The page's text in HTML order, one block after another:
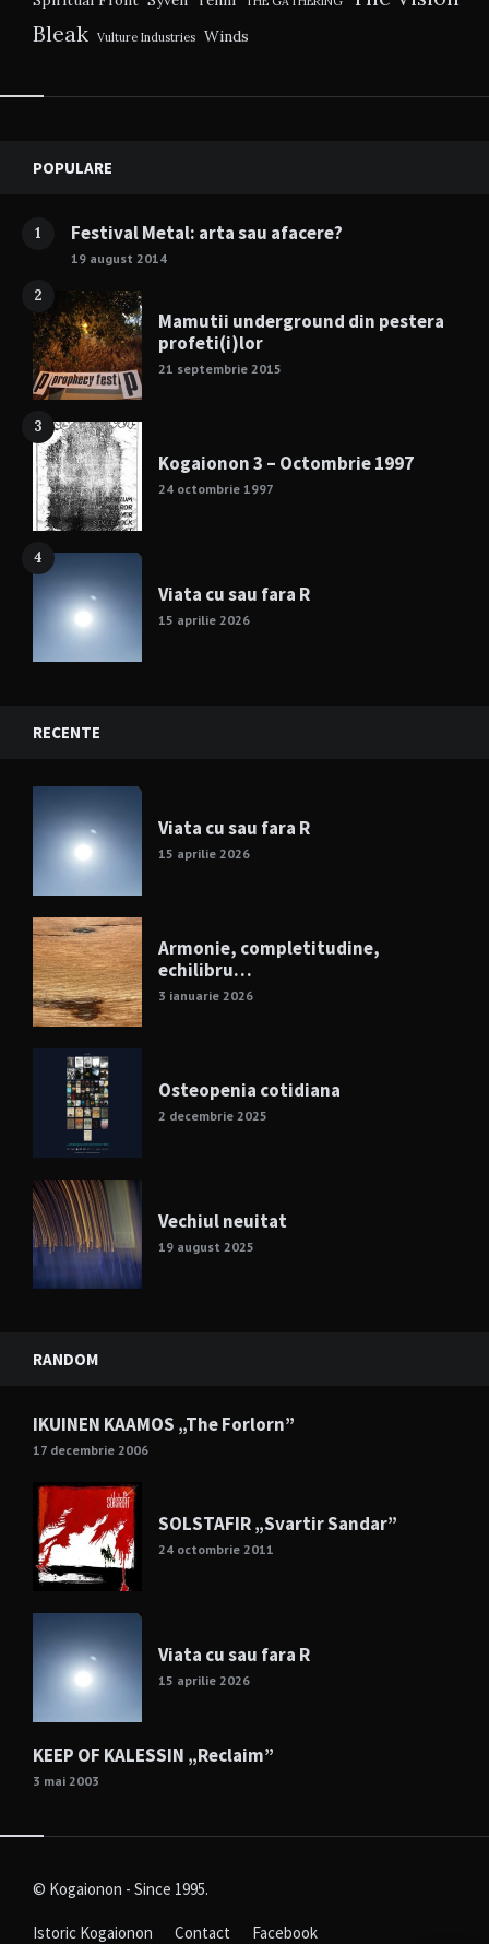
Bleak Vulture Industries Winds
Widgets
POPULARE
1 Festival Metal: arta sau afacere?
19 august 2014
2
Mamutii underground din pestera
profeti(i)lor
21 septembrie 2015
3
Kogaionon 3 – Octombrie 1997
24 octombrie 1997
4
Viata cu sau fara R
15 aprilie 2026
RECENTE
Viata cu sau fara R
15 aprilie 2026
Armonie, completitudine,
echilibru…
3 ianuarie 2026
Osteopenia cotidiana
2 decembrie 2025
Vechiul neuitat
19 august 2025
RANDOM
IKUINEN KAAMOS „The Forlorn”
17 decembrie 2006
SOLSTAFIR „Svartir Sandar”
24 octombrie 2011
Viata cu sau fara R
15 aprilie 2026
KEEP OF KALESSIN „Reclaim”
3 mai 2003
© Kogaionon - Since 1995.
Istoric Kogaionon Contact Facebook